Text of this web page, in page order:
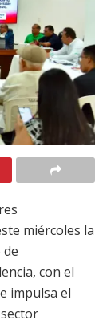
miércoles la
con el
impulsa el